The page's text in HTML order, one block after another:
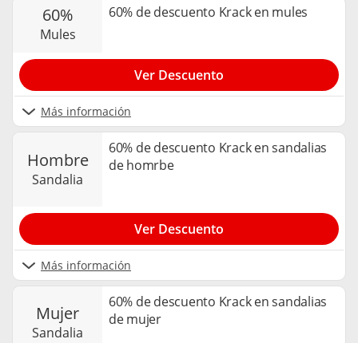
60%
mules
60% de descuento Krack en mules
Más información
Ver Descuento
hombre
sandalia
60% de descuento Krack en sandalias
de homrbe
Más información
Ver Descuento
mujer
sandalia
60% de descuento Krack en sandalias
de mujer